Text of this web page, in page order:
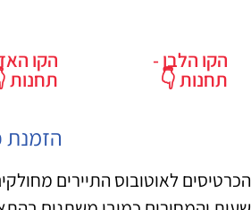
הקו הלבן -
תחנות 👇
הקו
תחנות
הזמנת